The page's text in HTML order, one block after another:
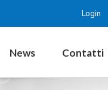
Login
News Contatti